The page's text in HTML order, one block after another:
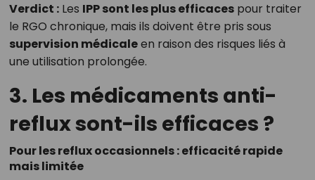
Verdict :Les IPP sont les plus efficacespour traiter
le RGO chronique, mais ils doivent être pris sous
supervision médicaleen raison des risques liés à
une utilisation prolongée.
3. Les médicaments anti-
reflux sont-ils efficaces ?
Pour les reflux occasionnels : efficacité rapide
mais limitée